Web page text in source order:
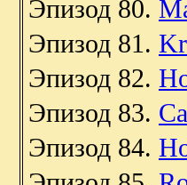
Эпизод 80.
Эпизод 81.
Эпизод 82.
Эпизод 83.
Эпизод 84.